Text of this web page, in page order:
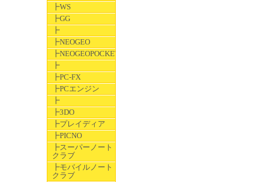
┣WS
┣GG
┣
┣NEOGEO
┣NEOGEOPOCKET
┣
┣PC-FX
┣PCエンジン
┣
┣3DO
┣プレイディア
┣PICNO
┣スーパーノート
クラブ
┣モバイルノート
クラブ